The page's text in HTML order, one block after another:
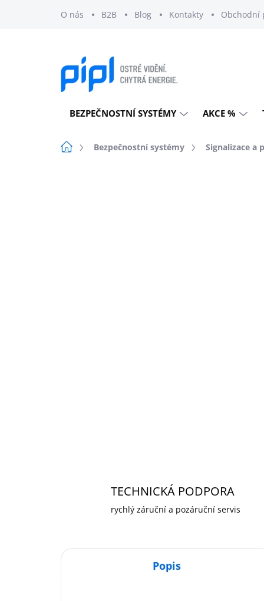
O nás B2B Blog Kontakty Obchodní
BEZPEČNOSTNÍ SYSTÉMY AKCE %
DomůBezpečnostní systémy Signalizace a
TECHNICKÁ PODPORA
rychlý záruční a pozáruční servis
Popis